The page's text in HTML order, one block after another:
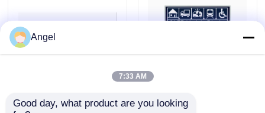
Liên hệ chúng tôi
Màn hình LCD TFT
0.69 inch Màn hình
Màn hình LCD Tcc 2.42
Angel
7:33 AM
Good day, what product are you looking